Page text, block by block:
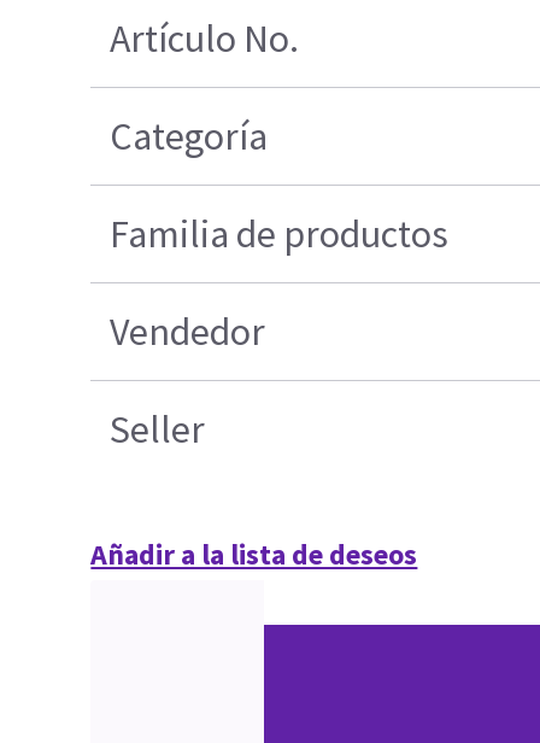
Artículo No.
Categoría
Familia de productos
Vendedor
Seller
Añadir a la lista de deseos